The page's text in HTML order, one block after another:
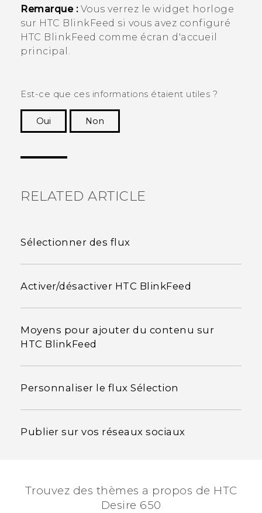
Remarque :Vous verrez le widget horloge
sur HTC BlinkFeed si vous avez configuré
HTC BlinkFeed comme écran d'accueil
principal.
Est-ce que ces informations étaient utiles ?
Oui
Non
RELATED ARTICLE
Sélectionner des flux
Activer/désactiver HTC BlinkFeed
Moyens pour ajouter du contenu sur
HTC BlinkFeed
Personnaliser le flux Sélection
Publier sur vos réseaux sociaux
Trouvez des thèmes a propos de HTC
Desire 650